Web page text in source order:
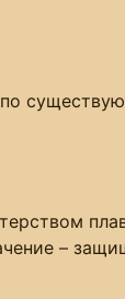
–